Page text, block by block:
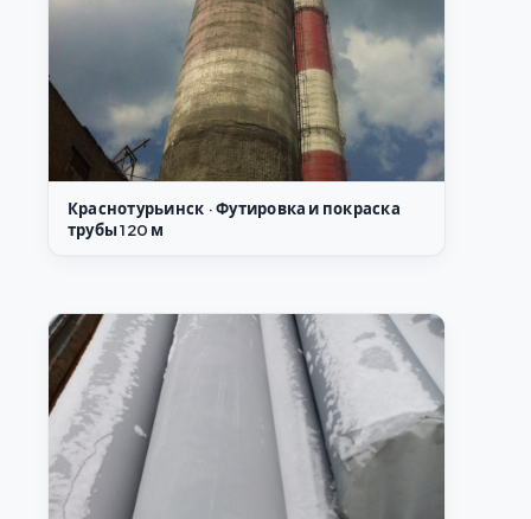
Краснотурьинск · Футировка и покраска
трубы 120 м